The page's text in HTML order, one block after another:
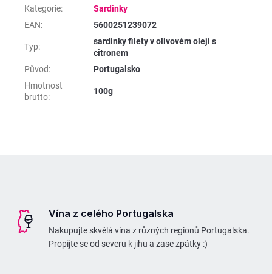
Kategorie:
Sardinky
EAN: 5600251239072
Typ:
sardinky filety v olivovém oleji s
citronem
Původ:
Portugalsko
Hmotnost
brutto:
100g
Vína z celého Portugalska
Nakupujte skvělá vína z různých regionů Portugalska.
Propijte se od severu k jihu a zase zpátky :)